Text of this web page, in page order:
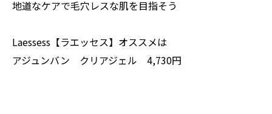
地道なケアで毛穴レスな肌を目指そう
Laessess【ラエッセス】オススメは
アジュンバン クリアジェル 4,730円